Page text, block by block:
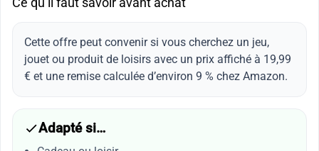
Cette offre peut convenir si vous cherchez un jeu,
jouet ou produit de loisirs avec un prix affiché à 19,99
€ et une remise calculée d’environ 9 % chez Amazon.
Adapté si…